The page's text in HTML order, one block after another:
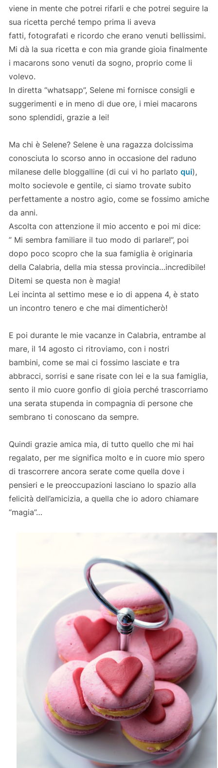
viene in mente che potrei rifarli e che potrei seguire la
sua ricetta perché tempo prima li aveva
fatti, fotografati e ricordo che erano venuti bellissimi.
Mi dà la sua ricetta e con mia grande gioia finalmente
i macarons sono venuti da sogno, proprio come li
volevo.
In diretta “whatsapp”, Selene mi fornisce consigli e
suggerimenti e in meno di due ore, i miei macarons
sono splendidi, grazie a lei!
Ma chi è Selene? Selene è una ragazza dolcissima
conosciuta lo scorso anno in occasione del raduno
milanese delle bloggalline (di cui vi ho parlato qui),
molto socievole e gentile, ci siamo trovate subito
perfettamente a nostro agio, come se fossimo amiche
da anni.
Ascolta con attenzione il mio accento e poi mi dice:
” Mi sembra familiare il tuo modo di parlare!”, poi
dopo poco scopro che la sua famiglia è originaria
della Calabria, della mia stessa provincia…incredibile!
Ditemi se questa non è magia!
Lei incinta al settimo mese e io di appena 4, è stato
un incontro tenero e che mai dimenticherò!
E poi durante le mie vacanze in Calabria, entrambe al
mare, il 14 agosto ci ritroviamo, con i nostri
bambini, come se mai ci fossimo lasciate e tra
abbracci, sorrisi e sane risate con lei e la sua famiglia,
sento il mio cuore gonfio di gioia perché trascorriamo
una serata stupenda in compagnia di persone che
sembrano ti conoscano da sempre.
Quindi grazie amica mia, di tutto quello che mi hai
regalato, per me significa molto e in cuore mio spero
di trascorrere ancora serate come quella dove i
pensieri e le preoccupazioni lasciano lo spazio alla
felicità dell’amicizia, a quella che io adoro chiamare
“magia”…